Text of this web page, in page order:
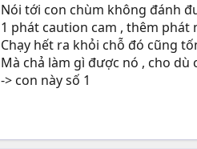
Nói tới con chùm không đánh
1 phát caution cam , thêm phát
Chạy hết ra khỏi chỗ đó cũng
Mà chả làm gì được nó , cho
-> con này số 1